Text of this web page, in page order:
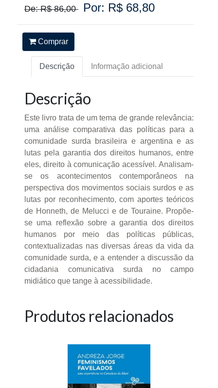
De: R$ 86,00 Por: R$ 68,80
Comprar
Descrição Informação adicional
Descrição
Este livro trata de um tema de grande relevância:
uma análise comparativa das políticas para a
comunidade surda brasileira e argentina e as
lutas pela garantia dos direitos humanos, entre
eles, direito à comunicação acessível. Analisam-
se os acontecimentos contemporâneos na
perspectiva dos movimentos sociais surdos e as
lutas por reconhecimento, com aportes teóricos
de Honneth, de Melucci e de Touraine. Propõe-
se uma reflexão sobre a garantia dos direitos
humanos por meio das políticas públicas,
contextualizadas nas diversas áreas da vida da
comunidade surda, e a entender a discussão da
cidadania comunicativa surda no campo
midiático que tange à acessibilidade.
Produtos relacionados